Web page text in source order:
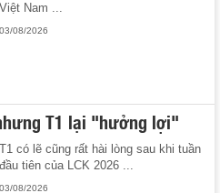
Việt Nam ...
03/08/2026
T1 lại "hưởng lợi"
T1 có lẽ cũng rất hài lòng sau khi tuần
đầu tiên của LCK 2026 ...
03/08/2026